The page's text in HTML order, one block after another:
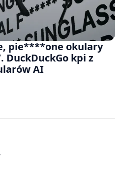
pie****one okulary
DuckDuckGo kpi z
AI